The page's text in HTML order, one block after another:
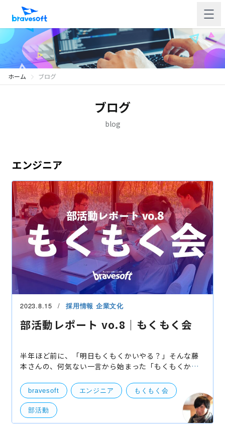
ホーム ブログ
ブログ
blog
エンジニア
2023.8.15 採用情報 企業文化
部活動レポート vo.8｜もくもく会
半年ほど前に、「明日もくもくかいやる？」そんな藤
本さんの、何気ない一言から始まった「もくもくか
名募り、少し遠出しては”もくもく”と学習したり、"も
くもく"
bravesoft エンジニア もくもく会
部活動